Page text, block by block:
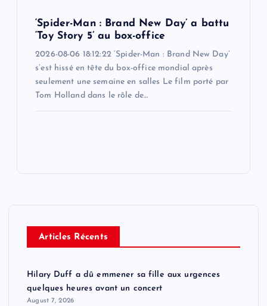
‘Spider-Man : Brand New Day’ a battu
‘Toy Story 5’ au box-office
2026-08-06 18:12:22 ‘Spider-Man : Brand New Day’
s’est hissé en tête du box-office mondial après
seulement une semaine en salles Le film porté par
Tom Holland dans le rôle de…
Articles Récents
Hilary Duff a dû emmener sa fille aux urgences
quelques heures avant un concert
August 7, 2026